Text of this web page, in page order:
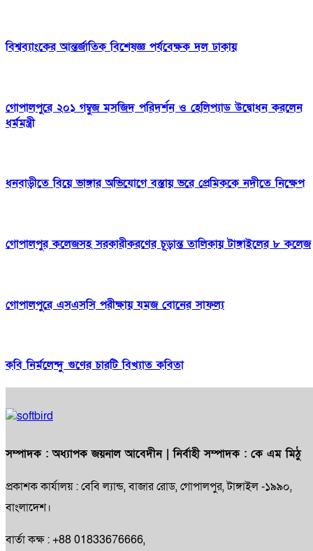
বিশ্বব্যাংকের আন্তর্জাতিক বিশেষজ্ঞ পর্যবেক্ষক দল ঢাকায়
গোপালপুরে ২০১ গম্বুজ মসজিদ পরিদর্শন ও হেলিপ্যাড উদ্বোধন করলেন
ধর্মমন্ত্রী
ধনবাড়ীতে বিয়ে ভাঙ্গার অভিযোগে বস্তায় ভরে প্রেমিককে নদীতে নিক্ষেপ
গোপালপুর কলেজসহ সরকারীকরণের চূড়ান্ত তালিকায় টাঙ্গাইলের ৮ কলেজ
গোপালপুরে এসএসসি পরীক্ষায় যমজ বোনের সাফল্য
কবি নির্মলেন্দু গুণের চারটি বিখ্যাত কবিতা
সম্পাদক :অধ্যাপক জয়নাল আবেদীন| নির্বাহী সম্পাদক : কে এম মিঠু
প্রকাশক কার্যালয় : বেবি ল্যান্ড, বাজার রোড, গোপালপুর, টাঙ্গাইল -১৯৯০,
বাংলাদেশ।
বার্তা কক্ষ : +88 01833676666,